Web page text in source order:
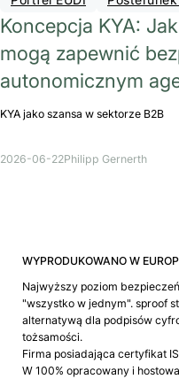
Koncepcja KYA:
mogą zapewnić
autonomicznym
KYA jako szansa w sektorze B2B
2026-06-22Philipp Gernerth
WYPRODUKOWANO W
Najwyższy poziom
"wszystko w jednym". sproof
alternatywą dla podpisów
tożsamości.
Firma posiadająca certyfikat
W 100% opracowany i